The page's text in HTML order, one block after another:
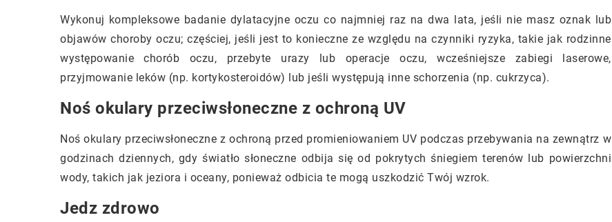
Wykonuj kompleksowe badanie dylatacyjne oczu co najmniej raz na dwa lata, jeśli nie masz oznak lub
objawów choroby oczu; częściej, jeśli jest to konieczne ze względu na czynniki ryzyka, takie jak rodzinne
występowanie chorób oczu, przebyte urazy lub operacje oczu, wcześniejsze zabiegi laserowe,
przyjmowanie leków (np. kortykosteroidów) lub jeśli występują inne schorzenia (np. cukrzyca).
Noś okulary przeciwsłoneczne z ochroną UV
Noś okulary przeciwsłoneczne z ochroną przed promieniowaniem UV podczas przebywania na zewnątrz w
godzinach dziennych, gdy światło słoneczne odbija się od pokrytych śniegiem terenów lub powierzchni
wody, takich jak jeziora i oceany, ponieważ odbicia te mogą uszkodzić Twój wzrok.
Jedz zdrowo